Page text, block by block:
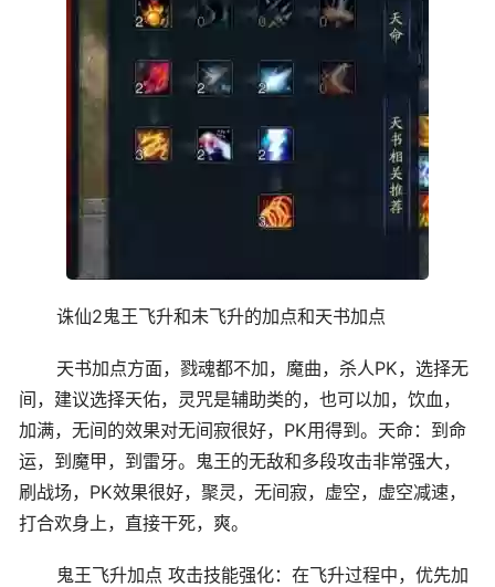
诛仙2鬼王飞升和未飞升的加点和天书加点
天书加点方面，戮魂都不加，魔曲，杀人PK，选择无
间，建议选择天佑，灵咒是辅助类的，也可以加，饮血，
加满，无间的效果对无间寂很好，PK用得到。天命：到命
运，到魔甲，到雷牙。鬼王的无敌和多段攻击非常强大，
刷战场，PK效果很好，聚灵，无间寂，虚空，虚空减速，
打合欢身上，直接干死，爽。
鬼王飞升加点 攻击技能强化：在飞升过程中，优先加